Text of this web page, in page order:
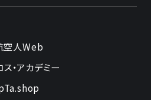
空人Web
・アカデミー